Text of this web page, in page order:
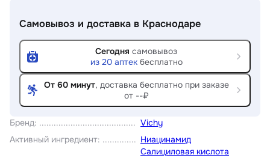
Бренд:
Vichy
Активный ингредиент:
Ниацинамид
Салициловая кислота
Самовывоз и доставка в Краснодаре
Сегодня самовывоз
из 20 аптекбесплатно
От 60 минут, доставка бесплатно при заказе
от --₽